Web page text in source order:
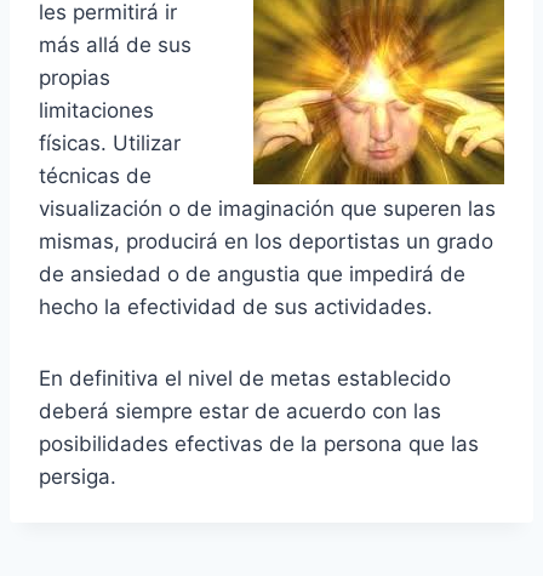
les permitirá ir
más allá de sus
propias
limitaciones
físicas. Utilizar
técnicas de
visualización o de imaginación que superen las
mismas, producirá en los deportistas un grado
de ansiedad o de angustia que impedirá de
hecho la efectividad de sus actividades.
En definitiva el nivel de metas establecido
deberá siempre estar de acuerdo con las
posibilidades efectivas de la persona que las
persiga.